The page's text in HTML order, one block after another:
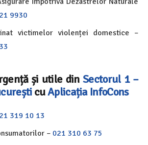
9930
victimelor violenței domestice –
și utile dinSectorul 1 –
cuAplicația InfoCons
319 10 13
– 021 310 63 75